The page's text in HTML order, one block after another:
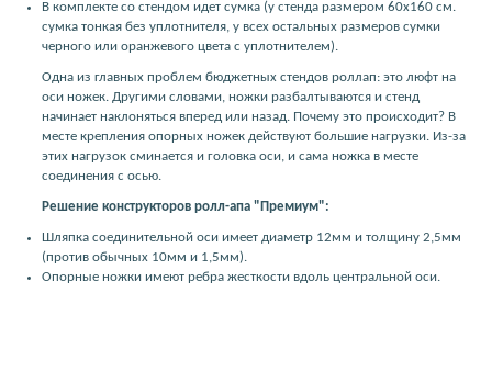
В комплекте со стендом идет сумка (у стенда размером 60х160 см.
сумка тонкая без уплотнителя, у всех остальных размеров сумки
черного или оранжевого цвета с уплотнителем).
Одна из главных проблем бюджетных стендов роллап: это люфт на
оси ножек. Другими словами, ножки разбалтываются и стенд
начинает наклоняться вперед или назад. Почему это происходит? В
месте крепления опорных ножек действуют большие нагрузки. Из-за
этих нагрузок сминается и головка оси, и сама ножка в месте
соединения с осью.
Решение конструкторов ролл-апа "Премиум":
Шляпка соединительной оси имеет диаметр 12мм и толщину 2,5мм
(против обычных 10мм и 1,5мм).
Опорные ножки имеют ребра жесткости вдоль центральной оси.